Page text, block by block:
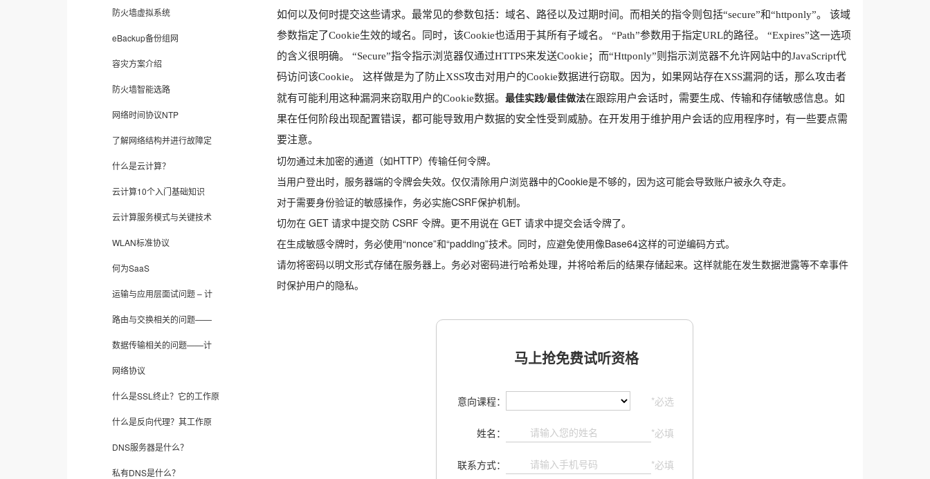
防火墙虚拟系统
eBackup备份组网
容灾方案介绍
防火墙智能选路
网络时间协议NTP
了解网络结构并进行故障定
什么是云计算？
云计算10个入门基础知识
云计算服务模式与关键技术
WLAN标准协议
何为SaaS
运输与应用层面试问题 – 计
路由与交换相关的问题——
数据传输相关的问题——计
网络协议
什么是SSL终止？它的工作原
什么是反向代理？其工作原
DNS服务器是什么？
私有DNS是什么？
如何以及何时提交这些请求。最常见的参数包括：域名、路径以及过期时间。而相关的指令则包括“secure”和“httponly”。 该域
参数指定了Cookie生效的域名。同时，该Cookie也适用于其所有子域名。 “Path”参数用于指定URL的路径。 “Expires”这一选项
的含义很明确。 “Secure”指令指示浏览器仅通过HTTPS来发送Cookie；而“Httponly”则指示浏览器不允许网站中的JavaScript代
码访问该Cookie。 这样做是为了防止XSS攻击对用户的Cookie数据进行窃取。因为，如果网站存在XSS漏洞的话，那么攻击者
就有可能利用这种漏洞来窃取用户的Cookie数据。 最佳实践/最佳做法在跟踪用户会话时，需要生成、传输和存储敏感信息。如
果在任何阶段出现配置错误，都可能导致用户数据的安全性受到威胁。在开发用于维护用户会话的应用程序时，有一些要点需
要注意。
切勿通过未加密的通道（如HTTP）传输任何令牌。
当用户登出时，服务器端的令牌会失效。仅仅清除用户浏览器中的Cookie是不够的，因为这可能会导致账户被永久夺走。
对于需要身份验证的敏感操作，务必实施CSRF保护机制。
切勿在 GET 请求中提交防 CSRF 令牌。更不用说在 GET 请求中提交会话令牌了。
在生成敏感令牌时，务必使用“nonce”和“padding”技术。同时，应避免使用像Base64这样的可逆编码方式。
请勿将密码以明文形式存储在服务器上。务必对密码进行哈希处理，并将哈希后的结果存储起来。这样就能在发生数据泄露等不幸事件
时保护用户的隐私。
马上抢免费试听资格
意向课程： *必选
姓名： *必填
联系方式： *必填